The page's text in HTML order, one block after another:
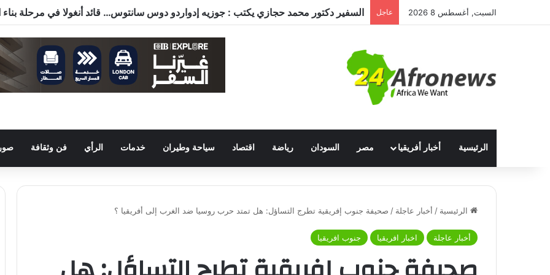
السبت, أغسطس 8 2026 عاجل
الرئيسية أخبار أفريقيا مصر السودان رياضة اقتصاد سياحة وطيران خدمات الرأي فن وثقافة
الرئيسية / أخبار عاجلة / صحيفة جنوب إفريقية تطرج التساؤل: هل تمتد حرب روسيا ضد الغرب إلى أفريقيا ؟
أخبار عاجلة اخبار افريقيا جنوب افريقيا